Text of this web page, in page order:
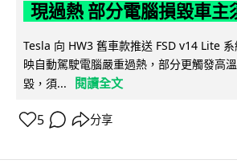
現過熱 部分電腦損毀車主
Tesla 向 HW3 舊車款推送 FSD v14 Lite
映自動駕駛電腦嚴重過熱，部分更觸發高
毀，須...
閱讀全文
5 分享